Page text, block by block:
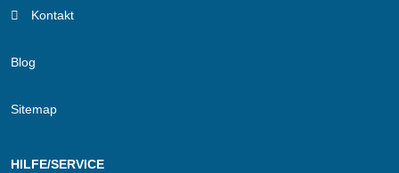
Kontakt
Blog
Sitemap
HILFE/SERVICE